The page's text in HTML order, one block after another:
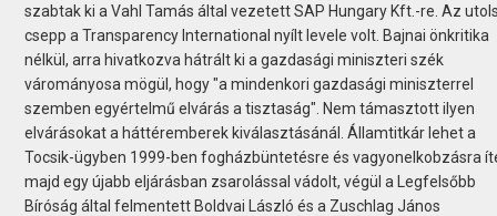
szabtak ki a Vahl Tamás által vezetett SAP Hungary Kft.-re. Az
csepp a Transparency International nyílt levele volt. Bajnai önkritika
nélkül, arra hivatkozva hátrált ki a gazdasági miniszteri szék
várományosa mögül, hogy "a mindenkori gazdasági miniszterrel
szemben egyértelmű elvárás a tisztaság". Nem támasztott ilyen
elvárásokat a háttéremberek kiválasztásánál. Államtitkár lehet a
Tocsik-ügyben 1999-ben fogházbüntetésre és vagyonelkobzásra
majd egy újabb eljárásban zsarolással vádolt, végül a Legfelsőbb
Bíróság által felmentett Boldvai László és a Zuschlag János